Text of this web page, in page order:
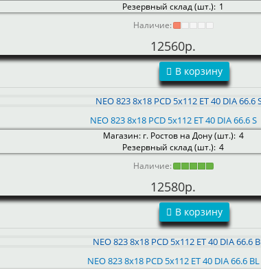
Резервный склад (шт.): 1
Наличие:
12560р.
В корзину
NEO 823 8x18 PCD 5x112 ET 40 DIA 66.6 S
Магазин: г. Ростов на Дону (шт.): 4
Резервный склад (шт.): 4
Наличие:
12580р.
В корзину
NEO 823 8x18 PCD 5x112 ET 40 DIA 66.6 BL